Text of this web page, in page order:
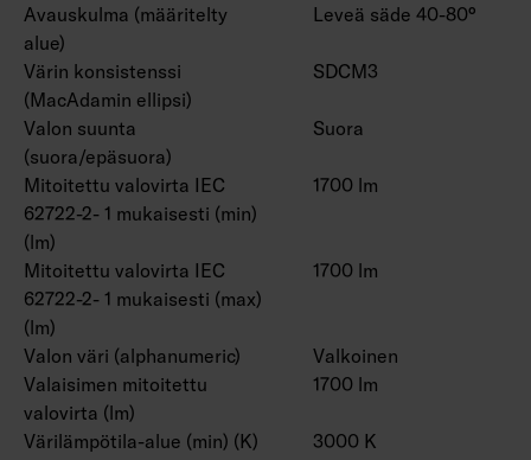
Avauskulma (määritelty
alue)
Leveä säde 40-80°
Värin konsistenssi
(MacAdamin ellipsi)
SDCM3
Valon suunta
(suora/epäsuora)
Suora
Mitoitettu valovirta IEC
62722-2- 1 mukaisesti (min)
(lm)
1700 lm
Mitoitettu valovirta IEC
62722-2- 1 mukaisesti (max)
(lm)
1700 lm
Valon väri (alphanumeric)
Valkoinen
Valaisimen mitoitettu
valovirta (lm)
1700 lm
Värilämpötila-alue (min) (K)
3000 K